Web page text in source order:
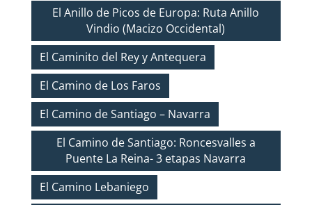
El Anillo de Picos de Europa: Ruta Anillo
Vindio (Macizo Occidental)
El Caminito del Rey y Antequera
El Camino de Los Faros
El Camino de Santiago – Navarra
El Camino de Santiago: Roncesvalles a
Puente La Reina- 3 etapas Navarra
El Camino Lebaniego